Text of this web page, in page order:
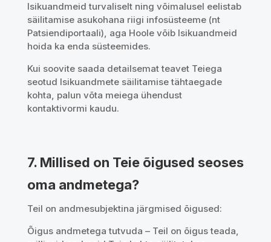
Isikuandmeid turvaliselt ning võimalusel eelistab
säilitamise asukohana riigi infosüsteeme (nt
Patsiendiportaali), aga Hoole võib Isikuandmeid
hoida ka enda süsteemides.
Kui soovite saada detailsemat teavet Teiega
seotud Isikuandmete säilitamise tähtaegade
kohta, palun võta meiega ühendust
kontaktivormi kaudu.
7. Millised on Teie õigused seoses
oma andmetega?
Teil on andmesubjektina järgmised õigused:
Õigus andmetega tutvuda – Teil on õigus teada,